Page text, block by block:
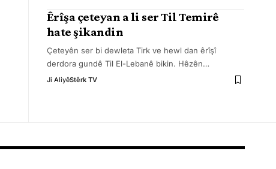
Êrîşa çeteyan a li ser Til Temirê
hate şikandin
Çeteyên ser bi dewleta Tirk ve hewl dan êrîşî
derdora gundê Til El-Lebanê bikin. Hêzên…
Ji AliyêStêrk TV